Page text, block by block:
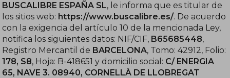
BUSCALIBRE ESPAÑA SL, le informa que es titular de
los sitios web: https://www.buscalibre.es/. De acuerdo
con la exigencia del artículo 10 de la mencionada Ley,
notifica los siguientes datos: NIF/CIF, B65685448,
Registro Mercantil de BARCELONA, Tomo: 42912, Folio:
178, S8, Hoja: B-418651 y domicilio social: C/ ENERGIA
65, NAVE 3. 08940, CORNELLÀ DE LLOBREGAT